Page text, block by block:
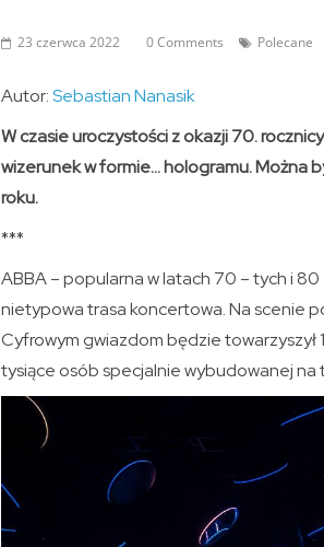
23 czerwca 2022 0 Comments Polecane
Autor:Sebastian Nanasik
W czasie uroczystości z okazji 70.
wizerunek w formie… hologramu. Można
roku.
***
ABBA – popularna w latach 70 – tych i
nietypowa trasa koncertowa. Na scenie
Cyfrowym gwiazdom będzie towarzyszył
tysiące osób specjalnie wybudowanej na